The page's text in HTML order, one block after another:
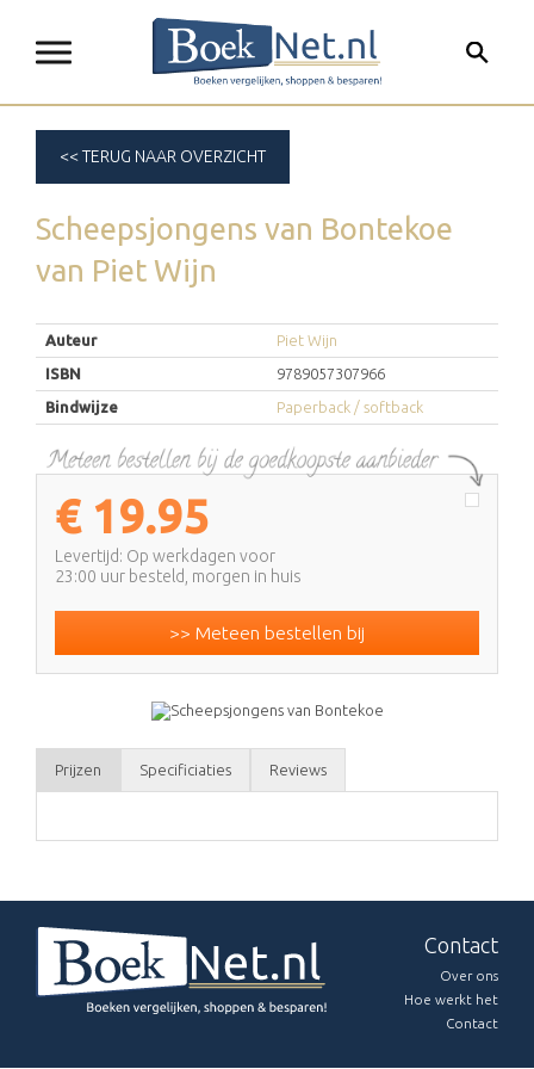
<< TERUG NAAR OVERZICHT
Scheepsjongens van Bontekoe
van Piet Wijn
Auteur
Piet Wijn
ISBN
9789057307966
Bindwijze
Paperback / softback
€ 19.95
Levertijd: Op werkdagen voor
23:00 uur besteld, morgen in huis
>> Meteen bestellen bij
Prijzen Specificiaties Reviews
Contact
Over ons
Hoe werkt het
Contact